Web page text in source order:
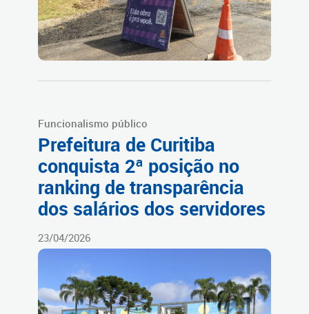
Funcionalismo público
Prefeitura de Curitiba
conquista 2ª posição no
ranking de transparência
dos salários dos servidores
23/04/2026